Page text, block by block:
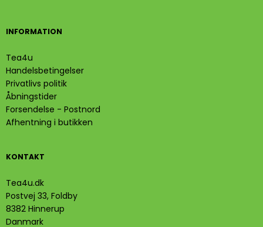
INFORMATION
Tea4u
Handelsbetingelser
Privatlivs politik
Åbningstider
Forsendelse - Postnord
Afhentning i butikken
KONTAKT
Tea4u.dk
Postvej 33, Foldby
8382 Hinnerup
Danmark